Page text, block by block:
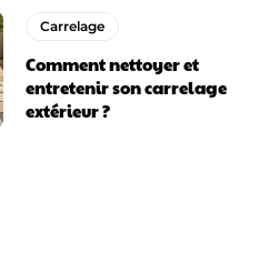
Carrelage
Comment nettoyer et
entretenir son carrelage
extérieur ?